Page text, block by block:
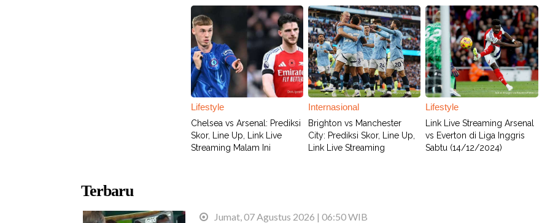
Lifestyle
Chelsea vs Arsenal: Prediksi
Skor, Line Up, Link Live
Streaming Malam Ini
Internasional
Brighton vs Manchester
City: Prediksi Skor, Line Up,
Link Live Streaming
Lifestyle
Link Live Streaming Arsenal
vs Everton di Liga Inggris
Sabtu (14/12/2024)
Terbaru
Jumat, 07 Agustus 2026 | 06:50 WIB